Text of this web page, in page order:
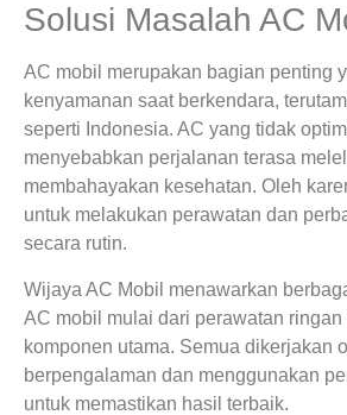
Solusi Masalah AC
AC mobil merupakan bagian penting
kenyamanan saat berkendara,
seperti Indonesia. AC yang tidak
menyebabkan perjalanan terasa
membahayakan kesehatan. Oleh
untuk melakukan perawatan dan
secara rutin.
Wijaya AC Mobil menawarkan
AC mobil mulai dari perawatan
komponen utama. Semua dikerjakan
berpengalaman dan menggunakan
untuk memastikan hasil terbaik.